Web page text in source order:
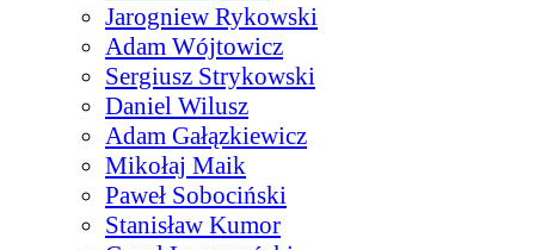
Jarogniew Rykowski
Adam Wójtowicz
Sergiusz Strykowski
Daniel Wilusz
Adam Gałązkiewicz
Mikołaj Maik
Paweł Sobociński
Stanisław Kumor